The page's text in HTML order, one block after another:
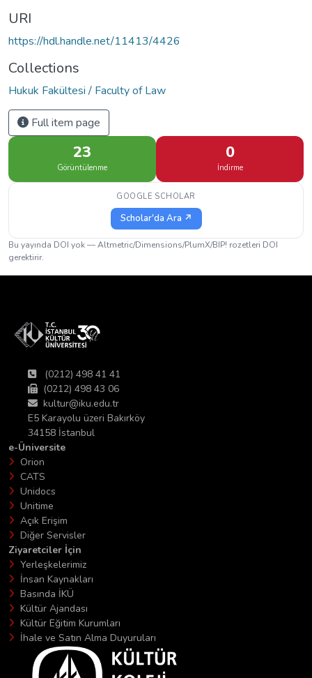
URI
https://hdl.handle.net/11413/4426
Collections
Hukuk Fakültesi / Faculty of Law
Full item page
23
Görüntülenme
0
İndirme
GOOGLE SCHOLAR
Scholar'da Ara ↗
Bu yayında DOI yok — Altmetric/Dimensions/PlumX/BIP! rozetleri DOI
gerektirir.
(0212) 498 41 41
(0212) 498 43 06
kultur@iku.edu.tr
E5 Karayolu üzeri Bakırköy
34158 İstanbul
e-Üniversite
Orion
CATS
Unidocs
Unitime
Açık Erişim
Diğer Servisler
Ziyaretciler İçin
Yerleşkelerimiz
İnsan Kaynakları
Basında İKÜ
Kültür Ajandası
Kültür Eğitim Kurumları
İhale ve Satın Alma Duyuruları